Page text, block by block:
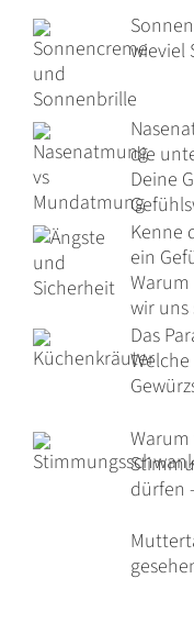
wieviel
die
Deine
Kenne
ein
wir uns
Das
dürfen